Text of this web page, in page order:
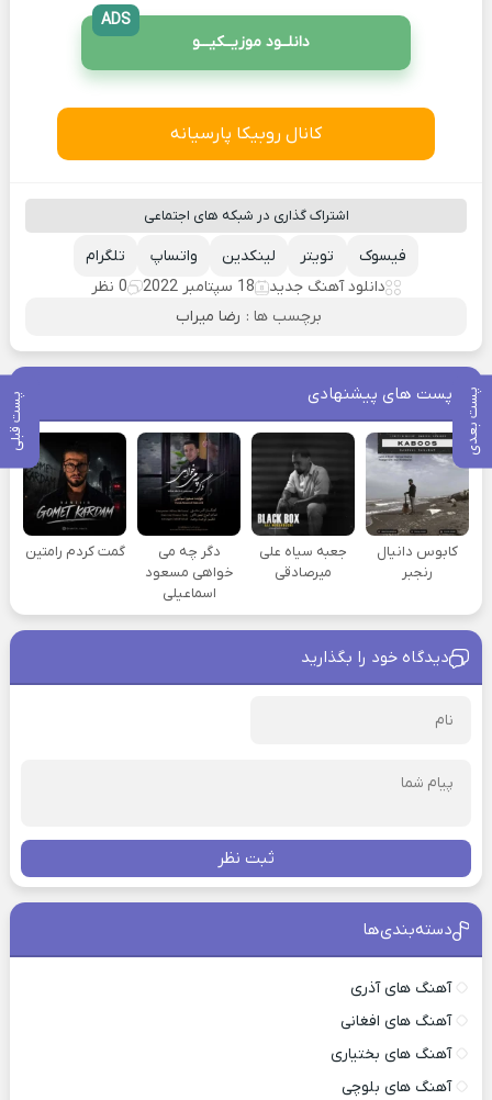
پست بعدی پست قبلی
دانلــود موزیــکیـــو
ADS
کانال روبیکا پارسیانه
اشتراک گذاری در شبکه های اجتماعی
تلگرام واتساپ لینکدین تویتر
فیسوک
دانلود آهنگ جدید
18 سپتامبر 2022
0 نظر
برچسب ها : رضا میراب
پست های پیشنهادی
کابوس دانیال
رنجبر
جعبه سیاه علی
میرصادقی
دگر چه می
خواهی مسعود
اسماعیلی
گمت کردم رامتین
دیدگاه خود را بگذارید
ثبت نظر
دسته‌بندی‌ها
آهنگ های آذری
آهنگ های افغانی
آهنگ های بختیاری
آهنگ های بلوچی